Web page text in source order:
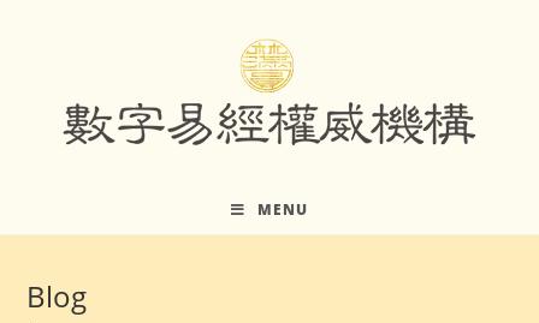
MENU
Blog